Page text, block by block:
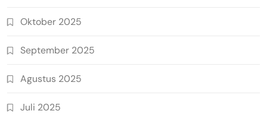
Oktober 2025
September 2025
Agustus 2025
Juli 2025